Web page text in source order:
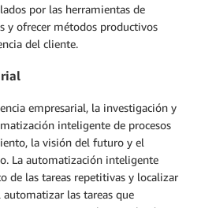
por las herramientas de
y ofrecer métodos productivos
del cliente.
empresarial, la investigación y
inteligente de procesos
la visión del futuro y el
La automatización inteligente
de las tareas repetitivas y localizar
automatizar las tareas que